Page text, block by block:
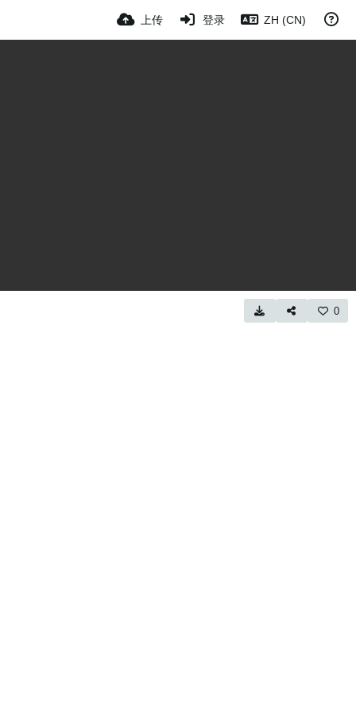
上传 登录 ZH (CN)
0